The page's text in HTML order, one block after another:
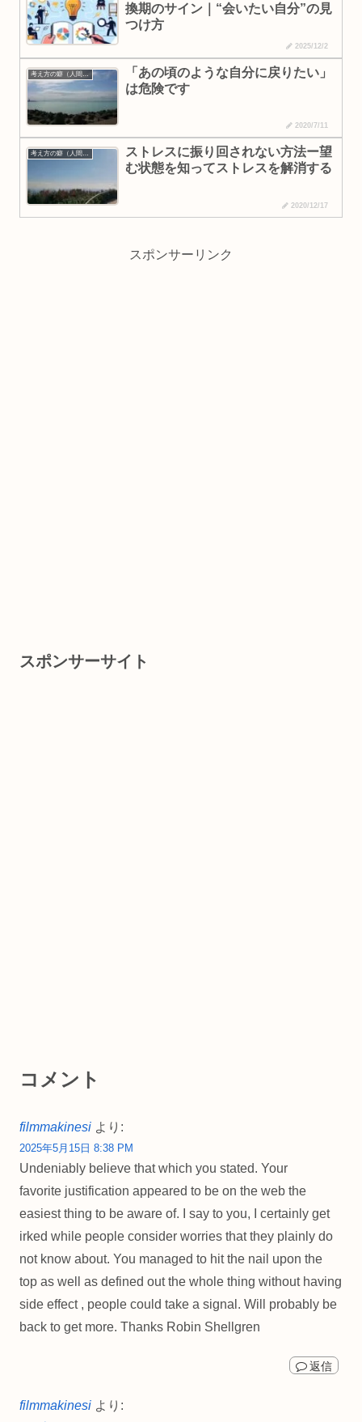
換期のサイン｜“会いたい自分”の見
つけ方
2025/12/2
考え方の癖（人間理解・なりたい自分）
「あの頃のような自分に戻りたい」
は危険です
2020/7/11
考え方の癖（人間理解・なりたい自分）
ストレスに振り回されない方法ー望
む状態を知ってストレスを解消する
2020/12/17
スポンサーリンク
スポンサーサイト
コメント
filmmakinesi より:
2025年5月15日 8:38 PM
Undeniably believe that which you stated. Your
favorite justification appeared to be on the web the
easiest thing to be aware of. I say to you, I certainly get
irked while people consider worries that they plainly do
not know about. You managed to hit the nail upon the
top as well as defined out the whole thing without having
side effect , people could take a signal. Will probably be
back to get more. Thanks Robin Shellgren
返信
filmmakinesi より: